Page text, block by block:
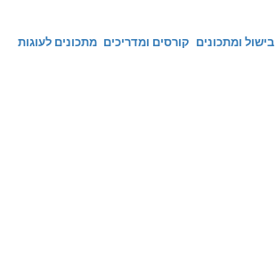
בישול ומתכונים קורסים ומדריכים מתכונים לעוגות